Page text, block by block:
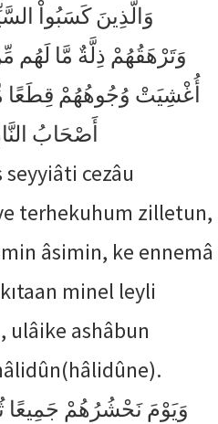
وَالَّذِينَ كَسَبُواْ
وَتَرْهَقُهُمْ ذِلَّةٌ مَّا لَهُم
أُغْشِيَتْ وُجُوهُهُمْ قِطَعًا
أَصْحَابُ
cezâu
terhekuhum zilletun,
âsimin, ke ennemâ
minel leyli
ashâbun
وَيَوْمَ نَحْشُرُهُمْ جَمِيعًا